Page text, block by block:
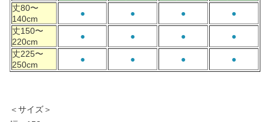
丈80〜
140cm
● ● ●
●
丈150〜
220cm
● ● ●
●
丈225〜
250cm
● ● ● ●
＜サイズ＞